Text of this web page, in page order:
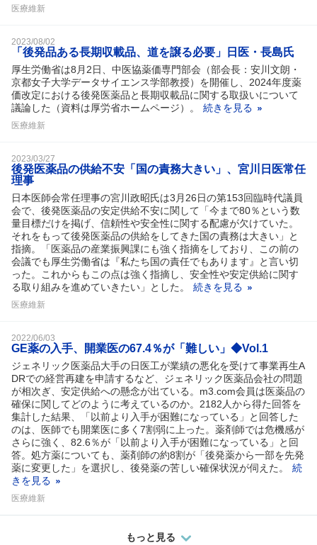
医療維新
2023/08/02
「後発品ある長期収載品、道を譲る必要」日医・長島氏
厚生労働省は8月2日、中医協薬価専門部会（部会長：安川文朗・
京都女子大学データサイエンス学部教授）を開催し、2024年度薬
価改定における後発医薬品と長期収載品に関する取扱いについて
議論した（資料は厚労省ホームページ）。
続きを見る
医療維新
2023/03/27
後発医薬品の供給不安「国の責務大きい」、宮川日医常任
理事
日本医師会常任理事の宮川政昭氏は3月26日の第153回臨時代議員
会で、後発医薬品の安定供給不安に関して「今まで80％という数
量目標だけを掲げ、信頼性や安全性に関する配慮が欠けていた。
それをもって後発医薬品の供給をしてきた国の責務は大きい」と
指摘。「医薬品の産業振興課にも強く指摘をしており、この前の
会議でも厚生労働省は『私たち国の責任でもあります』と言い切
った。これからもこの点は強く指摘し、安全性や安定供給に関す
る取り組みを進めていきたい」とした。
続きを見る
医療維新
2022/06/03
GE薬の入手、開業医の67.4％が「難しい」◆Vol.1
ジェネリック医薬品大手の日医工が業績の悪化を受けて事業再生A
DRでの経営再建を申請するなど、ジェネリック医薬品会社の問題
が相次ぎ、安定供給への懸念が出ている。m3.com会員は医薬品の
確保に関してどのように考えているのか。2182人から得た回答を
集計した結果、「以前より入手が困難になっている」と回答した
のは、医師でも開業医に多く7割弱に上った。薬剤師では危機感が
さらに強く、82.6％が「以前より入手が困難になっている」と回
答。処方薬についても、薬剤師の約8割が「後発薬から一部を先発
薬に変更した」を選択し、後発薬の苦しい確保状況が伺えた。
続
きを見る
医療維新
もっと見る